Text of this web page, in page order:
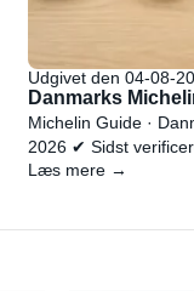
Udgivet den 04-08-
Danmarks
Michelin Guide ·
2026 ✔ Sidst
Læs mere →